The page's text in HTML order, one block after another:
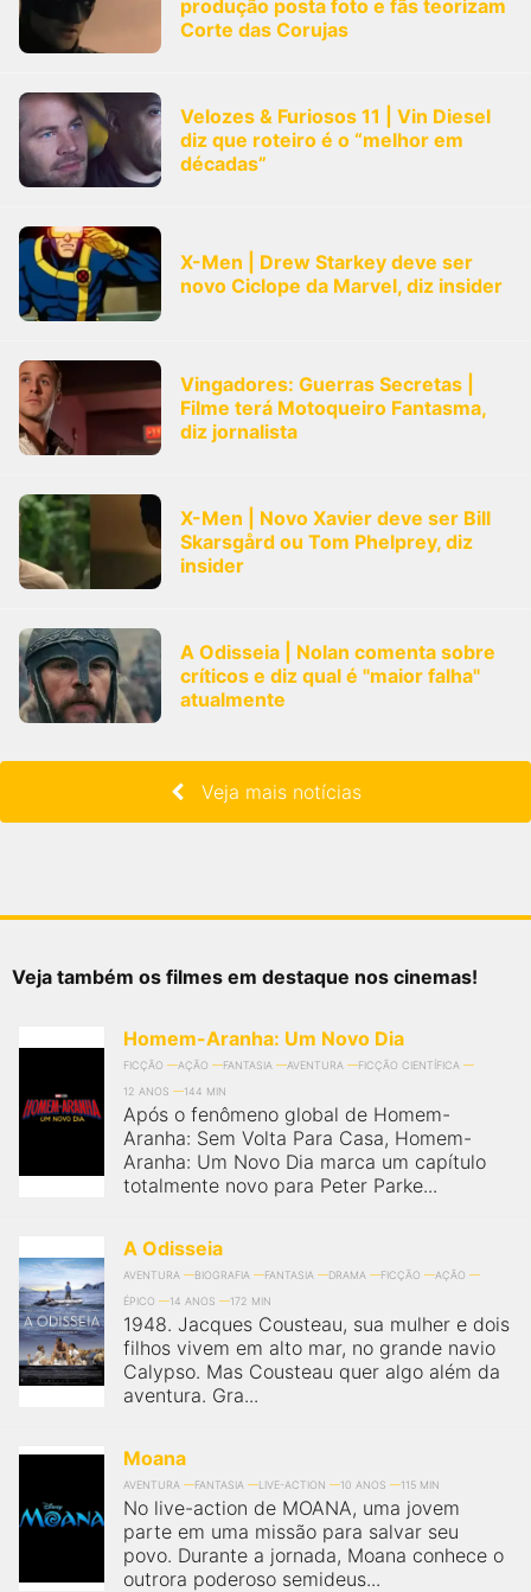
produção posta foto e fãs teorizam
Corte das Corujas
Velozes & Furiosos 11 | Vin Diesel
diz que roteiro é o “melhor em
décadas”
X-Men | Drew Starkey deve ser
novo Ciclope da Marvel, diz insider
Vingadores: Guerras Secretas |
Filme terá Motoqueiro Fantasma,
diz jornalista
X-Men | Novo Xavier deve ser Bill
Skarsgård ou Tom Phelprey, diz
insider
A Odisseia | Nolan comenta sobre
críticos e diz qual é "maior falha"
atualmente
Veja mais notícias
Veja também os filmes em destaque nos cinemas!
Homem-Aranha: Um Novo Dia
FICÇÃO AÇÃO FANTASIA AVENTURA
FICÇÃO CIENTÍFICA
12 ANOS
144 MIN
Após o fenômeno global de Homem-
Aranha: Sem Volta Para Casa, Homem-
Aranha: Um Novo Dia marca um capítulo
totalmente novo para Peter Parke...
A Odisseia
AVENTURA BIOGRAFIA FANTASIA DRAMA FICÇÃO
AÇÃO
ÉPICO
14 ANOS 172 MIN
1948. Jacques Cousteau, sua mulher e dois
filhos vivem em alto mar, no grande navio
Calypso. Mas Cousteau quer algo além da
aventura. Gra...
Moana
AVENTURA FANTASIA LIVE-ACTION 10 ANOS 115 MIN
No live-action de MOANA, uma jovem
parte em uma missão para salvar seu
povo. Durante a jornada, Moana conhece o
outrora poderoso semideus...